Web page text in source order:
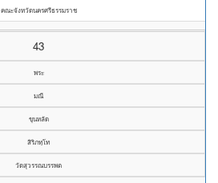
คณะจังหวัดนครศรีธรรมราช
43
พระ
มณี
ขุนหลัด
สิริภทฺโท
วัดสุวรรณบรรพต